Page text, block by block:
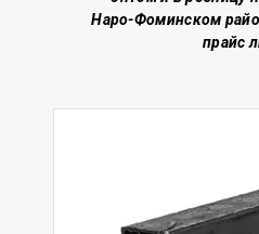
Наро-Фоминском
прайс